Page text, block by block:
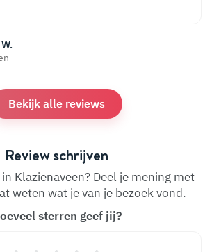
Bekijk alle reviews
Review schrijven
Klazienaveen? Deel je mening met
weten wat je van je bezoek vond.
sterren geef jij?